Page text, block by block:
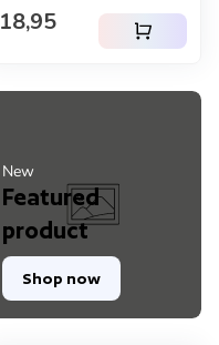
New
Featured
product
Shop now
Normale prijs
18,95 shopping_cart